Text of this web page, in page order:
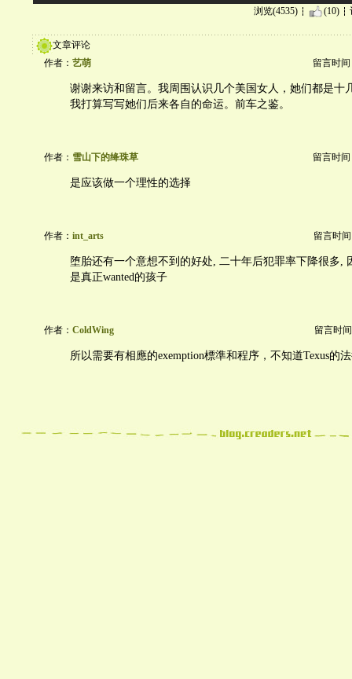
浏览(4535) (10)
文章评论
作者： 艺萌 留言时间
谢谢来访和留言。我周围认识几个美国女人，她们都是十
我打算写写她们后来各自的命运。前车之鉴。
作者： 雪山下的绛珠草 留言时间
是应该做一个理性的选择
作者： int_arts 留言时间
堕胎还有一个意想不到的好处, 二十年后犯罪率下降很多,
是真正wanted的孩子
作者： ColdWing 留言时
所以需要有相應的exemption標準和程序，不知道Texus的